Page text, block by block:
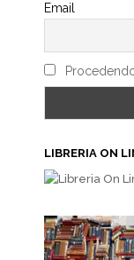
Email
LIBRERIA ON